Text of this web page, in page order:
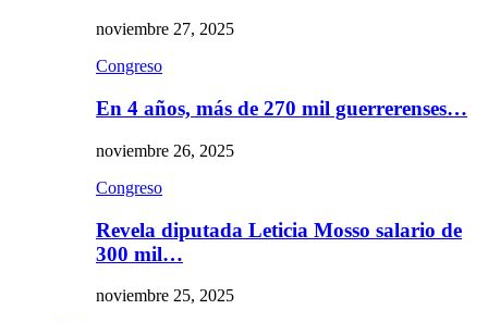
noviembre 27, 2025
Congreso
En 4 años, más de 270 mil guerrerenses…
noviembre 26, 2025
Congreso
Revela diputada Leticia Mosso salario de
300 mil…
noviembre 25, 2025